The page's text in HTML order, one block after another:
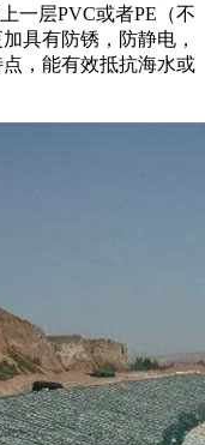
一层PVC或者PE（不
具有防锈，防静电，
，能有效抵抗海水或